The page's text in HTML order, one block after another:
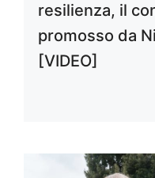
resilienza, il
promosso da
[VIDEO]